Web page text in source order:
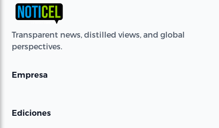
Transparent news, distilled views, and global
perspectives.
Empresa
Ediciones